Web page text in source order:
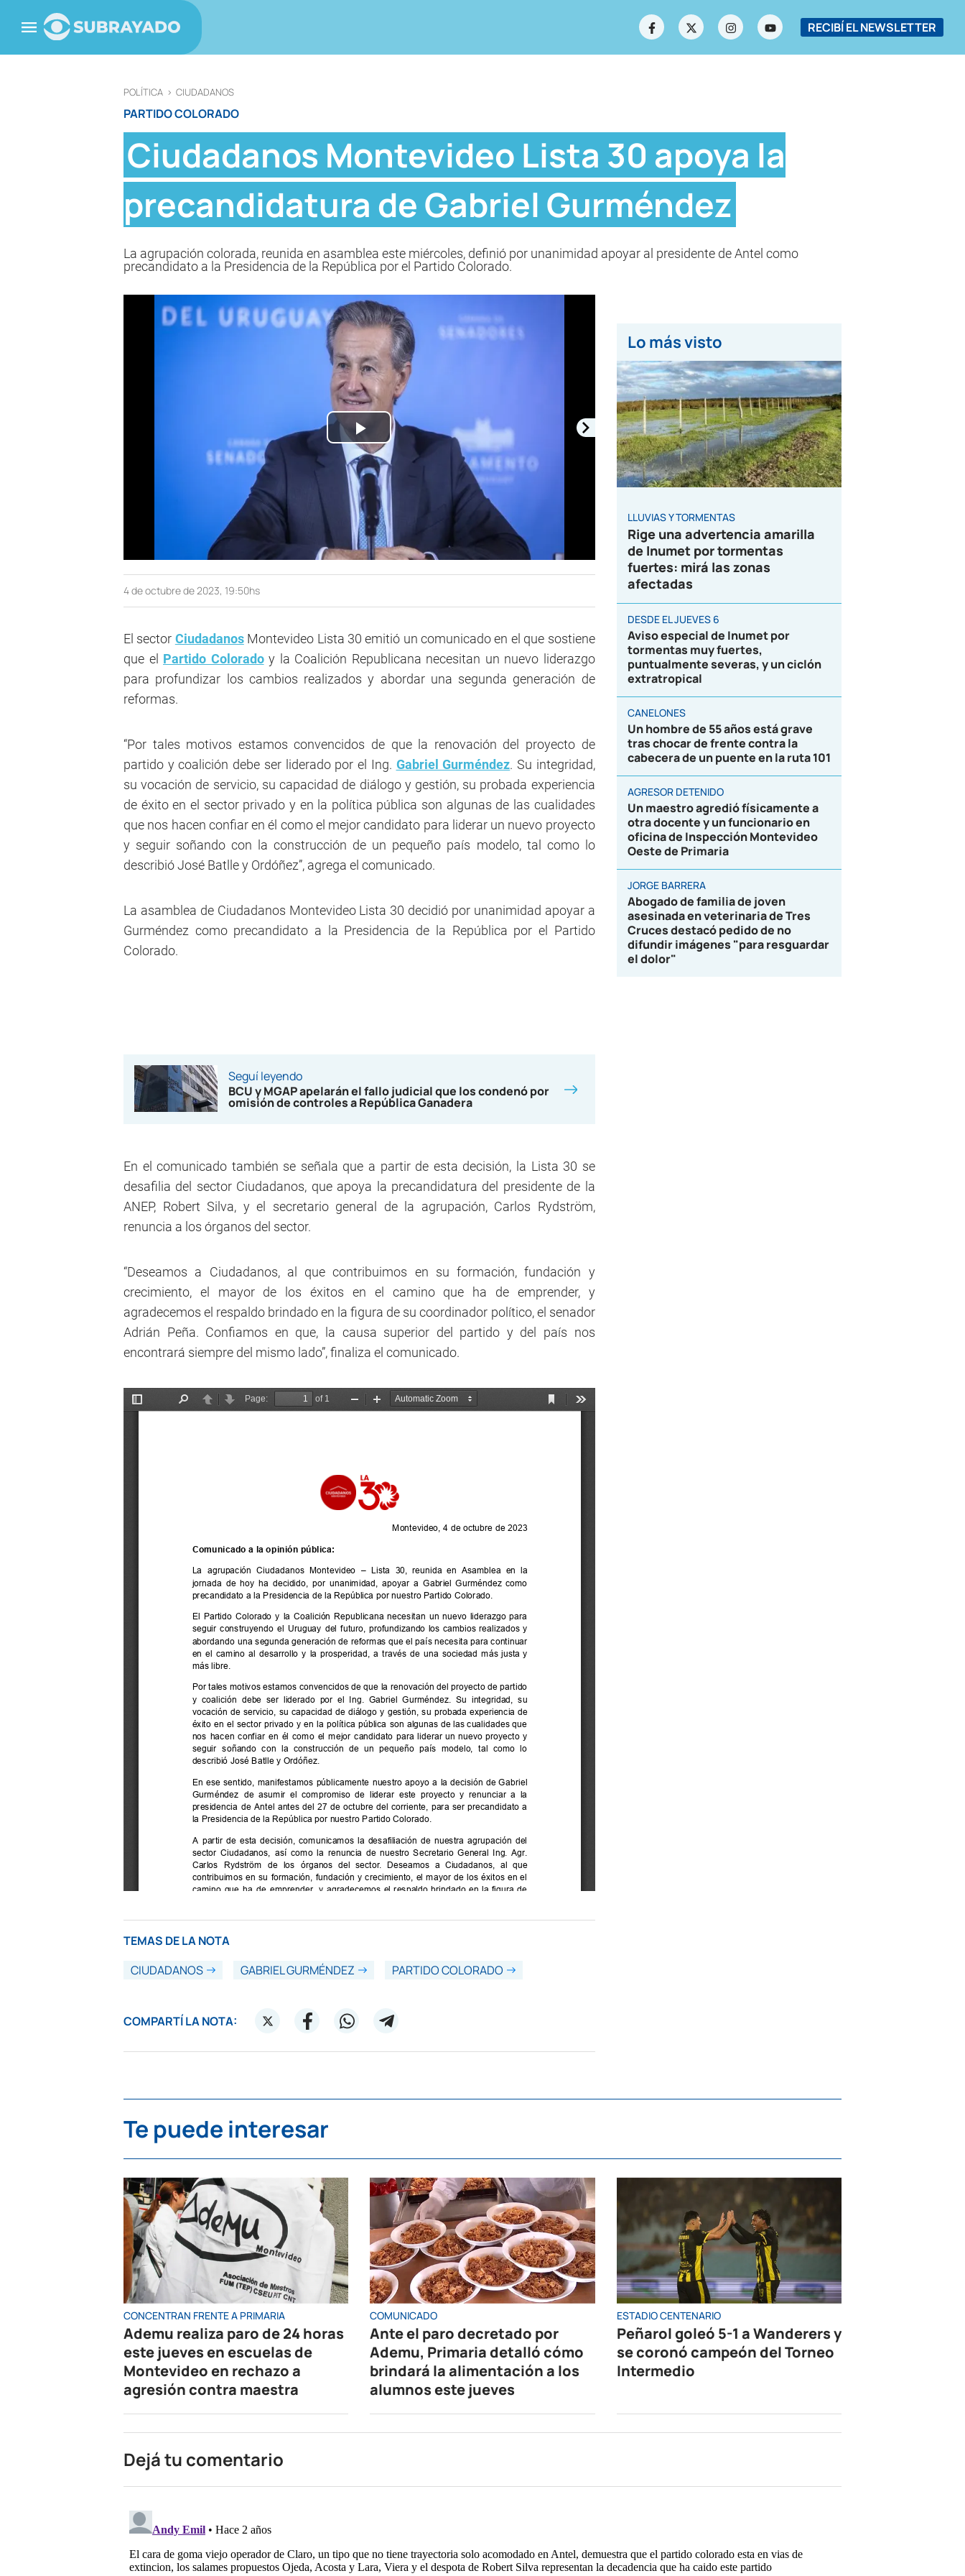
RECIBÍ EL NEWSLETTER
POLÍTICA > CIUDADANOS
PARTIDO COLORADO
Ciudadanos Montevideo Lista 30 apoya la
precandidatura de Gabriel Gurméndez
La agrupación colorada, reunida en asamblea este miércoles, definió por unanimidad apoyar al presidente de Antel como
precandidato a la Presidencia de la República por el Partido Colorado.
Play
Video
4 de octubre de 2023, 19:50hs
El sector CiudadanosMontevideo Lista 30 emitió un comunicado en el que sostiene
que el Partido Coloradoy la Coalición Republicana necesitan un nuevo liderazgo
para profundizar los cambios realizados y abordar una segunda generación de
reformas.
“Por tales motivos estamos convencidos de que la renovación del proyecto de
partido y coalición debe ser liderado por el Ing. Gabriel Gurméndez. Su integridad,
su vocación de servicio, su capacidad de diálogo y gestión, su probada experiencia
de éxito en el sector privado y en la política pública son algunas de las cualidades
que nos hacen confiar en él como el mejor candidato para liderar un nuevo proyecto
y seguir soñando con la construcción de un pequeño país modelo, tal como lo
describió José Batlle y Ordóñez”, agrega el comunicado.
La asamblea de Ciudadanos Montevideo Lista 30 decidió por unanimidad apoyar a
Gurméndez como precandidato a la Presidencia de la República por el Partido
Colorado.
Seguí leyendo
BCU y MGAP apelarán el fallo judicial que los condenó por
omisión de controles a República Ganadera
En el comunicado también se señala que a partir de esta decisión, la Lista 30 se
desafilia del sector Ciudadanos, que apoya la precandidatura del presidente de la
ANEP, Robert Silva, y el secretario general de la agrupación, Carlos Rydström,
renuncia a los órganos del sector.
“Deseamos a Ciudadanos, al que contribuimos en su formación, fundación y
crecimiento, el mayor de los éxitos en el camino que ha de emprender, y
agradecemos el respaldo brindado en la figura de su coordinador político, el senador
Adrián Peña. Confiamos en que, la causa superior del partido y del país nos
encontrará siempre del mismo lado”, finaliza el comunicado.
TEMAS DE LA NOTA
CIUDADANOS
GABRIEL GURMÉNDEZ PARTIDO COLORADO
COMPARTÍ LA NOTA:
Lo más visto
LLUVIAS Y TORMENTAS
Rige una advertencia amarilla
de Inumet por tormentas
fuertes: mirá las zonas
afectadas
DESDE EL JUEVES 6
Aviso especial de Inumet por
tormentas muy fuertes,
puntualmente severas, y un ciclón
extratropical
CANELONES
Un hombre de 55 años está grave
tras chocar de frente contra la
cabecera de un puente en la ruta 101
AGRESOR DETENIDO
Un maestro agredió físicamente a
otra docente y un funcionario en
oficina de Inspección Montevideo
Oeste de Primaria
JORGE BARRERA
Abogado de familia de joven
asesinada en veterinaria de Tres
Cruces destacó pedido de no
difundir imágenes "para resguardar
el dolor"
Te puede interesar
CONCENTRAN FRENTE A PRIMARIA
Ademu realiza paro de 24 horas
este jueves en escuelas de
Montevideo en rechazo a
agresión contra maestra
COMUNICADO
Ante el paro decretado por
Ademu, Primaria detalló cómo
brindará la alimentación a los
alumnos este jueves
ESTADIO CENTENARIO
Peñarol goleó 5-1 a Wanderers y
se coronó campeón del Torneo
Intermedio
Dejá tu comentario